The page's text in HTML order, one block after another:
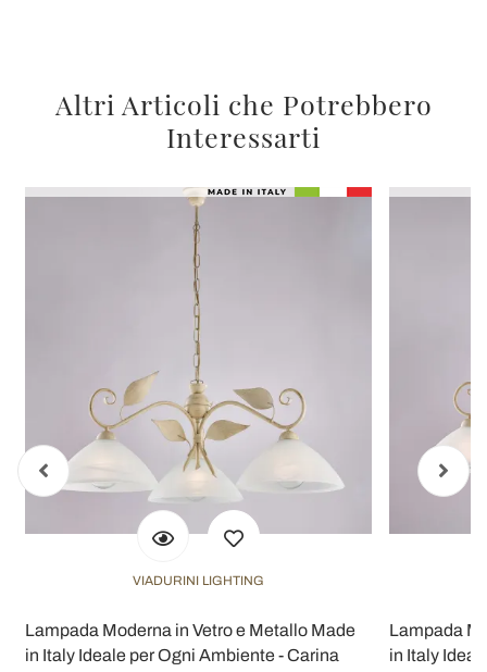
Altri Articoli che Potrebbero
Interessarti
VIADURINI LIGHTING
Lampada Moderna in Vetro e Metallo Made
in Italy Ideale per Ogni Ambiente - Carina
Lampada
in Italy